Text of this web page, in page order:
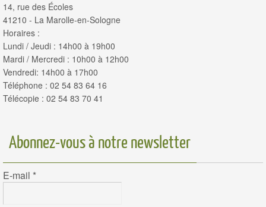
14, rue des Écoles
41210 - La Marolle-en-Sologne
Horaires :
Lundi / Jeudi : 14h00 à 19h00
Mardi / Mercredi : 10h00 à 12h00
Vendredi: 14h00 à 17h00
Téléphone : 02 54 83 64 16
Télécopie : 02 54 83 70 41
Abonnez-vous à notre newsletter
E-mail *